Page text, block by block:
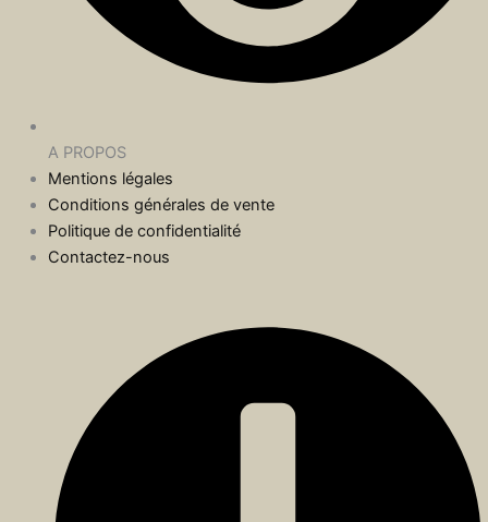
A PROPOS
Mentions légales
Conditions générales de vente
Politique de confidentialité
Contactez-nous